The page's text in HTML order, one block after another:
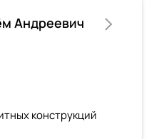
Андреевич
конструкций